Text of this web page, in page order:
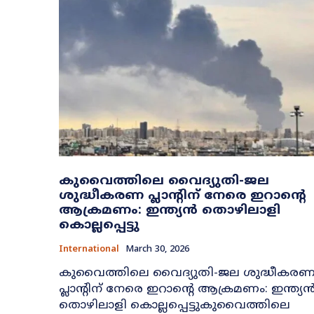
കുവൈത്തിലെ വൈദ്യുതി-ജല
ശുദ്ധീകരണ പ്ലാന്റിന് നേരെ ഇറാന്റെ
ആക്രമണം: ഇന്ത്യൻ തൊഴിലാളി
കൊല്ലപ്പെട്ടു
International March 30, 2026
കുവൈത്തിലെ വൈദ്യുതി-ജല
പ്ലാന്റിന് നേരെ ഇറാന്റെ ആക്രമണം:
തൊഴിലാളി കൊല്ലപ്പെട്ടുകുവൈത്തിലെ